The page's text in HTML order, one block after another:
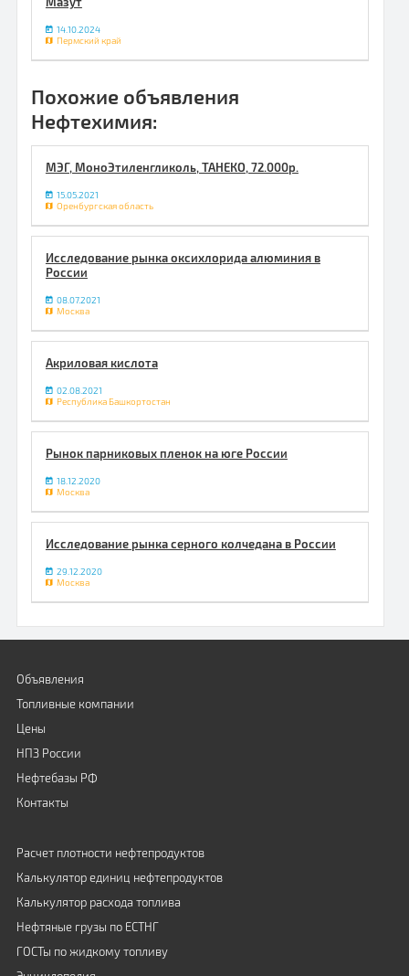
14.10.2024
Пермский край
Похожие объявления
Нефтехимия:
МЭГ, МоноЭтиленгликоль, ТАНЕКО, 72.000р.
15.05.2021
Оренбургская область
Исследование рынка оксихлорида алюминия в
России
08.07.2021
Москва
Акриловая кислота
02.08.2021
Республика Башкортостан
Рынок парниковых пленок на юге России
18.12.2020
Москва
Исследование рынка серного колчедана в России
29.12.2020
Москва
Объявления
Топливные компании
Цены
НПЗ России
Нефтебазы РФ
Контакты
Расчет плотности нефтепродуктов
Калькулятор единиц нефтепродуктов
Калькулятор расхода топлива
Нефтяные грузы по ЕСТНГ
ГОСТы по жидкому топливу